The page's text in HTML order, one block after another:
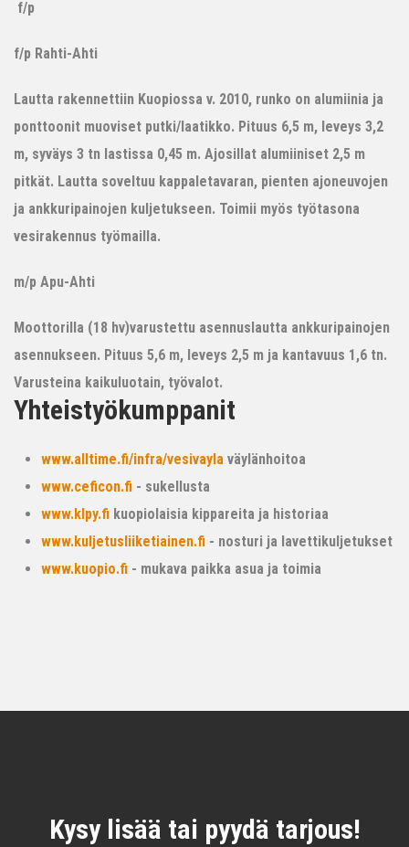
f/p
f/p Rahti-Ahti
Lautta rakennettiin Kuopiossa v. 2010, runko on alumiinia ja
ponttoonit muoviset putki/laatikko. Pituus 6,5 m, leveys 3,2
m, syväys 3 tn lastissa 0,45 m. Ajosillat alumiiniset 2,5 m
pitkät. Lautta soveltuu kappaletavaran, pienten ajoneuvojen
ja ankkuripainojen kuljetukseen. Toimii myös työtasona
vesirakennus työmailla.
m/p Apu-Ahti
Moottorilla (18 hv)varustettu asennuslautta ankkuripainojen
asennukseen. Pituus 5,6 m, leveys 2,5 m ja kantavuus 1,6 tn.
Varusteina kaikuluotain, työvalot.
Yhteistyökumppanit
www.alltime.fi/infra/vesivayla väylänhoitoa
www.ceficon.fi - sukellusta
www.klpy.fi kuopiolaisia kippareita ja historiaa
www.kuljetusliiketiainen.fi - nosturi ja lavettikuljetukset
www.kuopio.fi - mukava paikka asua ja toimia
Kysy lisää tai pyydä tarjous!